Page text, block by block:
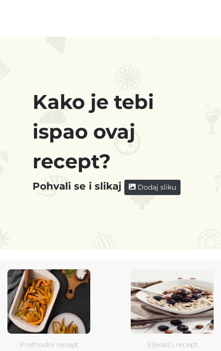
Kako je tebi
ispao ovaj
recept?
Pohvali se i slikaj Dodaj sliku
Prethodni recept Sljedeći recept